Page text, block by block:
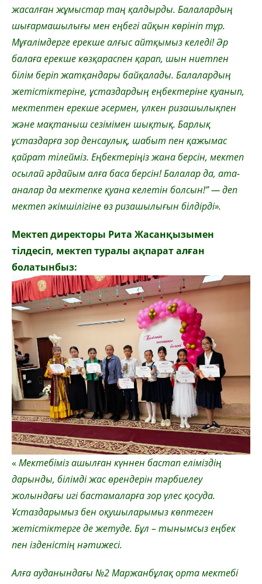
жасалған жұмыстар таң қалдырды. Балалардың
шығармашылығы мен еңбегі айқын көрініп тұр.
Мұғалімдерге ерекше алғыс айтқымыз келеді! Әр
балаға ерекше көзқараспен қарап, шын ниетпен
білім беріп жатқандары байқалады. Балалардың
жетістіктеріне, ұстаздардың еңбектеріне қуанып,
мектептен ерекше әсермен, үлкен ризашылықпен
және мақтаныш сезімімен шықтық. Барлық
ұстаздарға зор денсаулық, шабыт пен қажымас
қайрат тілейміз. Еңбектеріңіз жана берсін, мектеп
осылай әрдайым алға баса берсін! Балалар да, ата-
аналар да мектепке қуана келетін болсын!” — деп
мектеп әкімшілігіне өз ризашылығын білдірді».
Мектеп директоры Рита Жасанқызымен
тілдесіп, мектеп туралы ақпарат алған
болатынбыз:
« Мектебіміз ашылған күннен бастап еліміздің
дарынды, білімді жас өрендерін тәрбиелеу
жолындағы игі бастамаларға зор үлес қосуда.
Ұстаздарымыз бен оқушыларымыз көптеген
жетістіктерге де жетуде. Бұл – тынымсыз еңбек
пен ізденістің нәтижесі.
Алға ауданындағы №2 Маржанбұлақ орта мектебі